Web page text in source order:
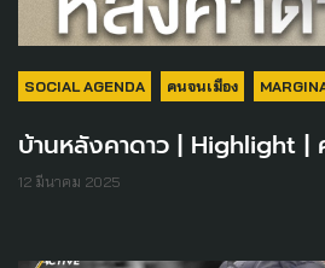
SOCIAL AGENDA คนจนเมือง
บ้านหลังคาดาว | Highlight |
12 มีนาคม 2025